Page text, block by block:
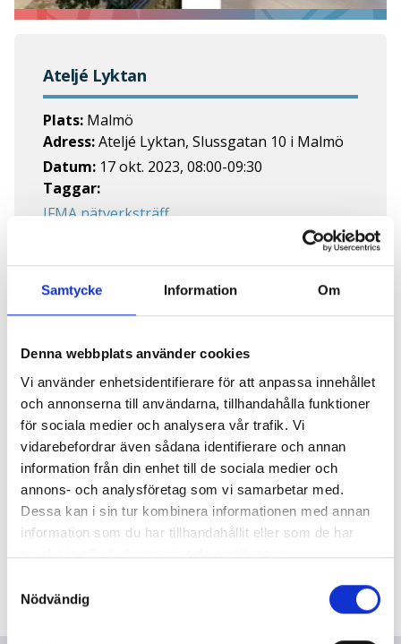
Samtycke Information Om
Denna webbplats använder cookies
Vi använder enhetsidentifierare för att anpassa innehållet
och annonserna till användarna, tillhandahålla funktioner
för sociala medier och analysera vår trafik. Vi
vidarebefordrar även sådana identifierare och annan
information från din enhet till de sociala medier och
annons- och analysföretag som vi samarbetar med.
Dessa kan i sin tur kombinera informationen med annan
information som du har tillhandahållit eller som de har
samlat in när du har använt deras tjänster.
Nödvändig
Ateljé Lyktan
Plats: Malmö
Adress:Ateljé Lyktan, Slussgatan 10 i Malmö
Datum: 17 okt. 2023, 08:00-09:30
Taggar:
IFMA nätverksträff
Varmt välkomna till IFMAs nätverksträff hos tisdagen
den 17/10. Programmet kommer vara högaktuellt och
Second Life – hur man på ett smart sätt kan ge sin
belysningsarmatur en andra chans
Organic Response – ett trådlöst
belysningsstyrsystem som sparar energi och
säkerställer tillräckliga ljusnivåer
Kundcase – Eon
Fralla och kaffe serveras från kl 08. Presentationerna
startar kl 08.30 och varar en timme.